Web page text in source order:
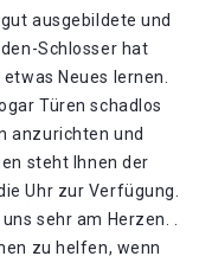
ausgebildete und
Schlosser hat
Neues lernen.
Türen schadlos
anzurichten und
steht Ihnen der
Uhr zur Verfügung.
sehr am Herzen. .
zu helfen, wenn